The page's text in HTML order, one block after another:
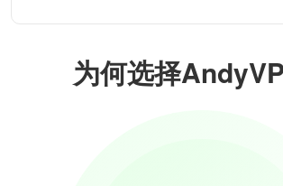
为何选择